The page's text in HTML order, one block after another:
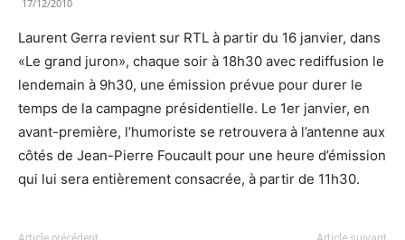
17/12/2010
Laurent Gerra revient sur RTL à partir du 16 janvier, dans
«Le grand juron», chaque soir à 18h30 avec rediffusion le
lendemain à 9h30, une émission prévue pour durer le
temps de la campagne présidentielle. Le 1er janvier, en
avant-première, l’humoriste se retrouvera à l’antenne aux
côtés de Jean-Pierre Foucault pour une heure d’émission
qui lui sera entièrement consacrée, à partir de 11h30.